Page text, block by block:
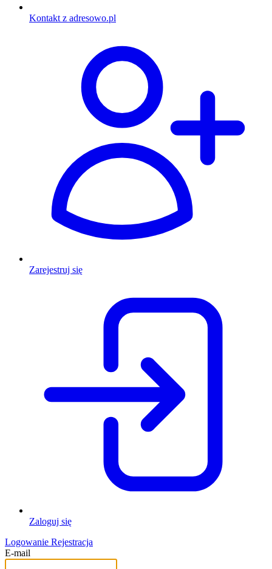
Kontakt z adresowo.pl
Zarejestruj się
Zaloguj się
Logowanie Rejestracja
E-mail